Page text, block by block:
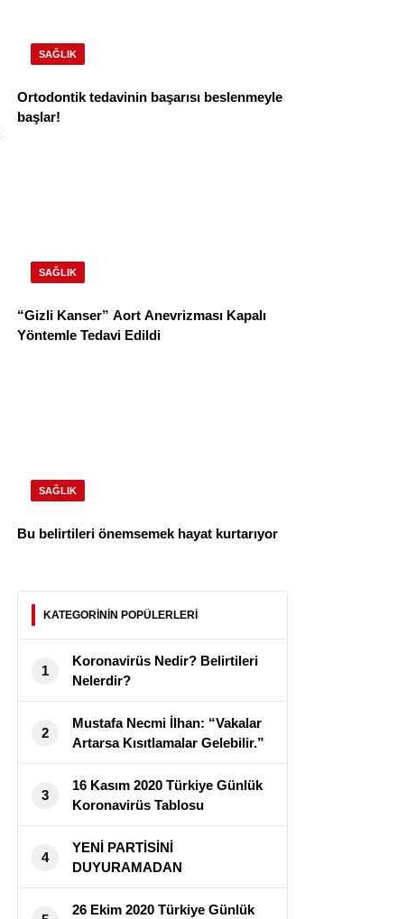
SAĞLIK
Ortodontik tedavinin başarısı beslenmeyle
başlar!
SAĞLIK
“Gizli Kanser” Aort Anevrizması Kapalı
Yöntemle Tedavi Edildi
SAĞLIK
Bu belirtileri önemsemek hayat kurtarıyor
KATEGORİNİN POPÜLERLERİ
1
Koronavirüs Nedir? Belirtileri
Nelerdir?
2
Mustafa Necmi İlhan: “Vakalar
Artarsa Kısıtlamalar Gelebilir.”
3
16 Kasım 2020 Türkiye Günlük
Koronavirüs Tablosu
Yayımlandı
4
YENİ PARTİSİNİ
DUYURAMADAN
CORANAVİRÜS’E YAKALANDI
!
26 Ekim 2020 Türkiye Günlük